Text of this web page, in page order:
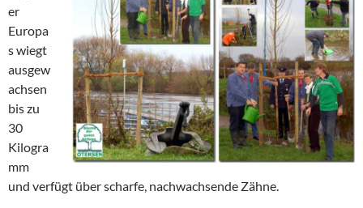
er
Europa
s wiegt
ausgew
achsen
bis zu
30
Kilogra
mm
und verfügt über scharfe, nachwachsende Zähne.